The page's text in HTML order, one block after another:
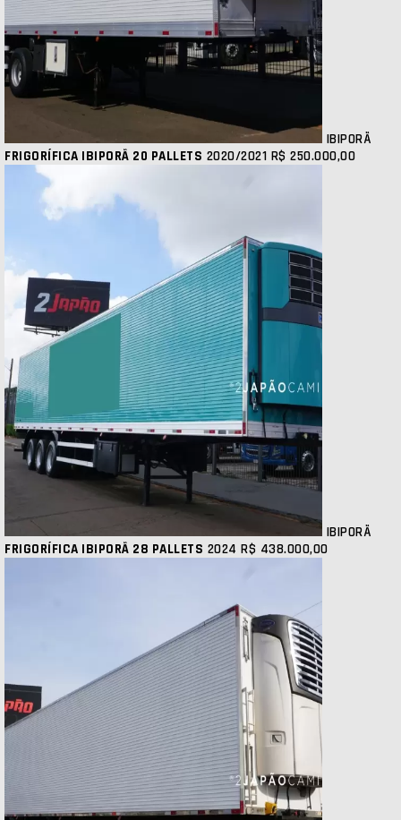
IBIPORÃ
FRIGORÍFICA IBIPORÃ 20 PALLETS 2020/2021 R$ 250.000,00
IBIPORÃ
FRIGORÍFICA IBIPORÃ 28 PALLETS 2024 R$ 438.000,00